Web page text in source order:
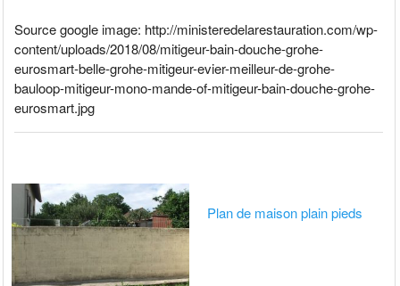
Source google image: http://ministeredelarestauration.com/wp-
content/uploads/2018/08/mitigeur-bain-douche-grohe-
eurosmart-belle-grohe-mitigeur-evier-meilleur-de-grohe-
bauloop-mitigeur-mono-mande-of-mitigeur-bain-douche-grohe-
eurosmart.jpg
Plan de maison plain pieds